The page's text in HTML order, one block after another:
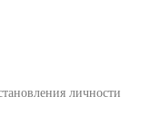
личности